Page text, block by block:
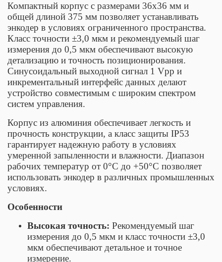
Компактный корпус с размерами 36x36 мм и
общей длиной 375 мм позволяет устанавливать
энкодер в условиях ограниченного пространства.
Класс точности ±3,0 мкм и рекомендуемый шаг
измерения до 0,5 мкм обеспечивают высокую
детализацию и точность позиционирования.
Синусоидальный выходной сигнал 1 Vpp и
инкрементальный интерфейс данных делают
устройство совместимым с широким спектром
систем управления.
Корпус из алюминия обеспечивает легкость и
прочность конструкции, а класс защиты IP53
гарантирует надежную работу в условиях
умеренной запыленности и влажности. Диапазон
рабочих температур от 0°C до +50°C позволяет
использовать энкодер в различных промышленных
условиях.
Особенности
Высокая точность: Рекомендуемый шаг
измерения до 0,5 мкм и класс точности ±3,0
мкм обеспечивают детальное и точное
измерение.